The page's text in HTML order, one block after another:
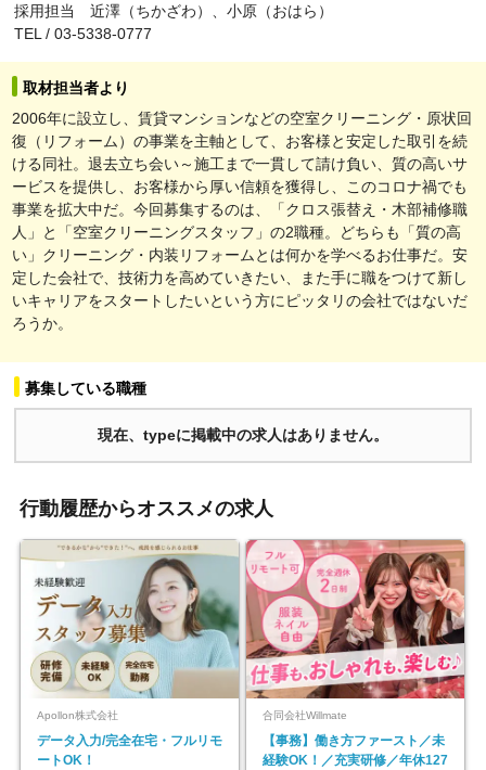
採用担当 近澤（ちかざわ）、小原（おはら）
TEL / 03-5338-0777
取材担当者より
2006年に設立し、賃貸マンションなどの空室クリーニング・原状回
復（リフォーム）の事業を主軸として、お客様と安定した取引を続
ける同社。退去立ち会い～施工まで一貫して請け負い、質の高いサ
ービスを提供し、お客様から厚い信頼を獲得し、このコロナ禍でも
事業を拡大中だ。今回募集するのは、「クロス張替え・木部補修職
人」と「空室クリーニングスタッフ」の2職種。どちらも「質の高
い」クリーニング・内装リフォームとは何かを学べるお仕事だ。安
定した会社で、技術力を高めていきたい、また手に職をつけて新し
いキャリアをスタートしたいという方にピッタリの会社ではないだ
ろうか。
募集している職種
現在、typeに掲載中の求人はありません。
行動履歴からオススメの求人
Apollon株式会社
データ入力/完全在宅・フルリモ
ートOK！
合同会社Willmate
【事務】働き方ファースト／未
経験OK！／充実研修／年休127